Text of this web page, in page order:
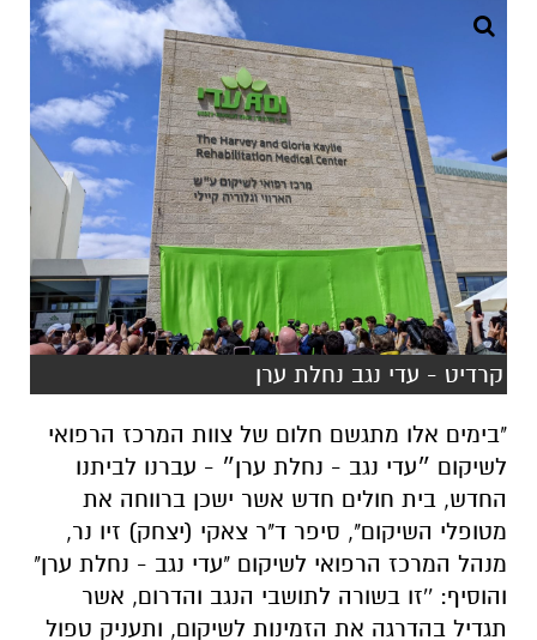
קרדיט - עדי נגב נחלת ערן
"בימים אלו מתגשם חלום של צוות המרכז הרפואי
לשיקום ״עדי נגב - נחלת ערן״ - עברנו לביתנו
החדש, בית חולים חדש אשר ישכן ברווחה את
מנהל המרכז הרפואי לשיקום "עדי נגב - נחלת ערן"
והוסיף: ''זו בשורה לתושבי הנגב והדרום, אשר
תגדיל בהדרגה את הזמינות לשיקום, ותעניק טפול
באמות מידה גבוהות עם טכנולוגיות מתקדמות
בסביבה נעימה ואווירה משקמת".
המרכז הרפואי החדש כולל בשלב הראשון 2